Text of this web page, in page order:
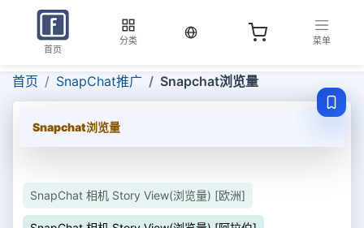
首页
分类
当前语言：中文
菜单
首页 SnapChat推广 Snapchat浏览量
Snapchat浏览量
SnapChat 相机 Story View(浏览量) [欧洲]